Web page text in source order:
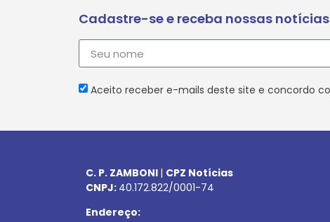
Cadastre-se e receba nossas
Aceito receber e-mails deste site e concordo
C. P. ZAMBONI | CPZ Notícias
CNPJ: 40.172.822/0001-74
Endereço: